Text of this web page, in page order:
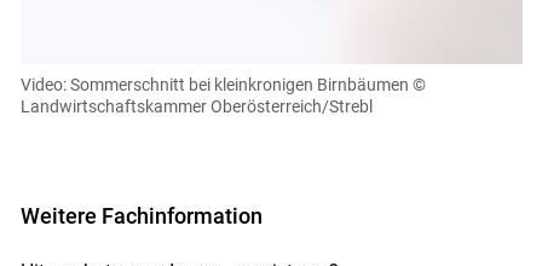
einsehen und korrigieren
Cookies Einstellungen
Video: Sommerschnitt bei kleinkronigen Birnbäumen ©
Landwirtschaftskammer Oberösterreich/Strebl
Weitere Fachinformation